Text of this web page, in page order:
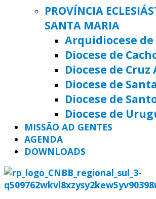
PROVÍNCIA
SANTA MARIA
Arquidiocese
Diocese de
Diocese de Cruz
Diocese de
Diocese de
Diocese de
MISSÃO AD GENTES
AGENDA
DOWNLOADS